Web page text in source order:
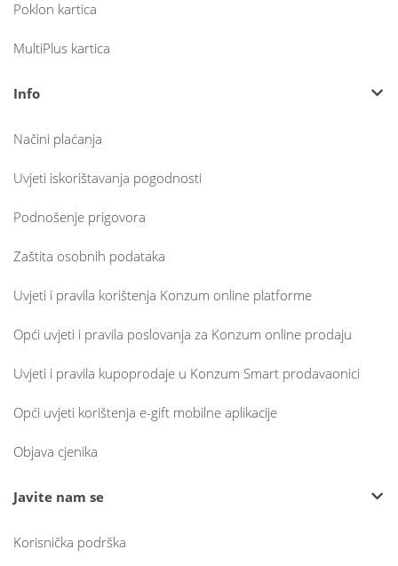
Poklon kartica
MultiPlus kartica
Info
Načini plaćanja
Uvjeti iskorištavanja pogodnosti
Podnošenje prigovora
Zaštita osobnih podataka
Uvjeti i pravila korištenja Konzum online platforme
Opći uvjeti i pravila poslovanja za Konzum online prodaju
Uvjeti i pravila kupoprodaje u Konzum Smart prodavaonici
Opći uvjeti korištenja e-gift mobilne aplikacije
Objava cjenika
Javite nam se
Korisnička podrška